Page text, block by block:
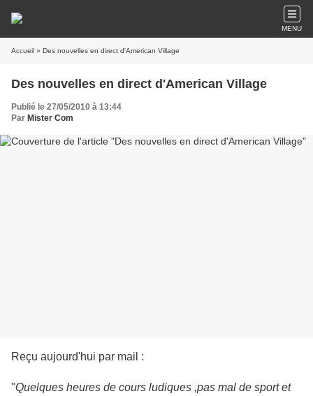
MENU
Accueil » Des nouvelles en direct d'American Village
Des nouvelles en direct d'American Village
Publié le 27/05/2010 à 13:44
Par Mister Com
Reçu aujourd'hui par mail :
"Quelques heures de cours ludiques ,pas mal de sport et